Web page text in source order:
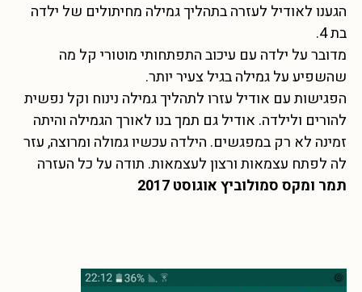
הגענו לאודיל לעזרה בתהליך גמילה מחיתולים של ילדה
בת 4.
מדובר על ילדה עם עיכוב התפתחותי מוטורי קל מה
שהשפיע על גמילה בגיל צעיר יותר.
הפגישות עם אודיל עזרו לתהליך גמילה נינוח וקל נפשית
להורים ולילדה. אודיל גם תמך בנו לאורך הגמילה והיתה
זמינה לא רק במפגשים. הילדה עכשיו גמולה ומרוצה, עזר
לה לפתח עצמאות ורצון לעצמאות. תודה על כל העזרה
תמר ומקס סמולוביץ אוגוסט 2017